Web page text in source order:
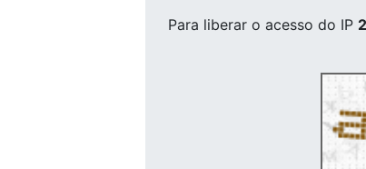
Para liberar o acesso do IP